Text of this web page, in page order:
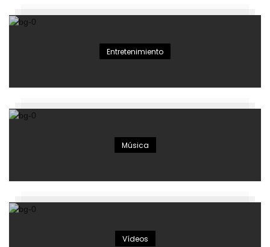
Entretenimiento
Música
Vídeos